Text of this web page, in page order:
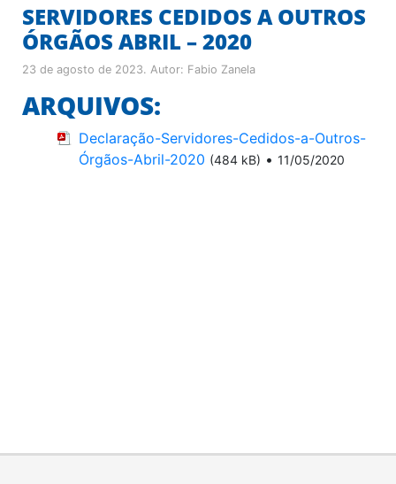
SERVIDORES CEDIDOS A OUTROS
ÓRGÃOS ABRIL – 2020
23 de agosto de 2023. Autor: Fabio Zanela
ARQUIVOS:
Declaração-Servidores-Cedidos-a-Outros-
Órgãos-Abril-2020 (484 kB) • 11/05/2020